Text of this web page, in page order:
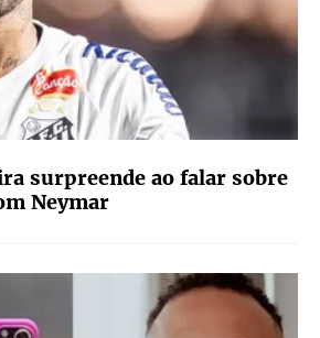
surpreende ao falar sobre
Neymar